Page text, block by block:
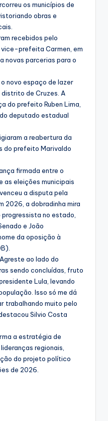
os municípios de
obras e
recebidos pelo
prefeita Carmen, em
novas parcerias para o
novo espaço de lazer
distrito de Cruzes. A
do prefeito Ruben Lima,
deputado estadual
a reabertura da
do prefeito Marivaldo
firmada entre o
as eleições municipais
a disputa pela
2026, a dobradinha mira
no estado,
e João
da oposição à
ao lado do
sendo concluídas, fruto
Lula, levando
Isso só me dá
trabalhando muito pelo
Silvio Costa
a estratégia de
regionais,
do projeto político
de 2026.